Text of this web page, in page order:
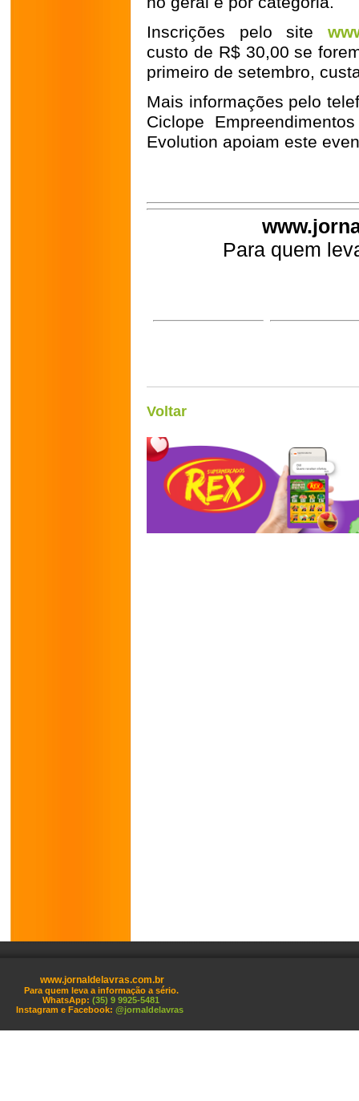
Inscrições pelo site
custo de R$ 30,00 se
primeiro de setembro,
Mais informações pelo
Ciclope
Evolution apoiam este
Para quem
Voltar
www.jornaldelavras.com.br
Para quem leva a informação a sério.
WhatsApp: (35) 9 9925-5481
Instagram e Facebook: @jornaldelavras